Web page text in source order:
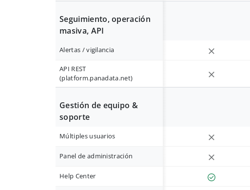
Seguimiento, operación
masiva, API
Alertas / vigilancia
API REST
(platform.panadata.net)
Gestión de equipo &
soporte
Múltiples usuarios
Panel de administración
Help Center